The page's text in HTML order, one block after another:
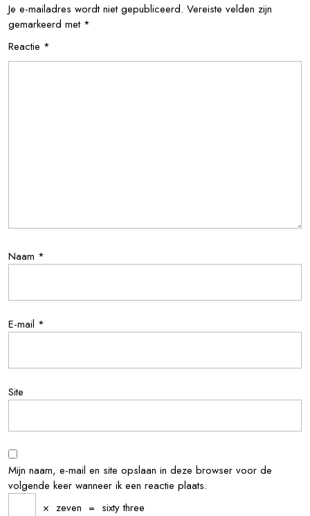
Je e-mailadres wordt niet gepubliceerd. Vereiste velden zijn
gemarkeerd met *
Reactie *
Naam *
E-mail *
Site
Mijn naam, e-mail en site opslaan in deze browser voor de
volgende keer wanneer ik een reactie plaats.
× zeven = sixty three